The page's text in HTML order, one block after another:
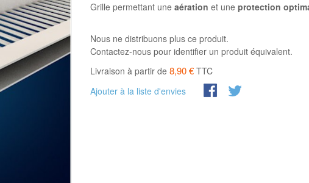
Grille permettant une aération et une protection
Nous ne distribuons plus ce produit.
Contactez-nous pour identifier un produit équivalent.
Livraison à partir de 8,90 € TTC
Ajouter à la liste d'envies